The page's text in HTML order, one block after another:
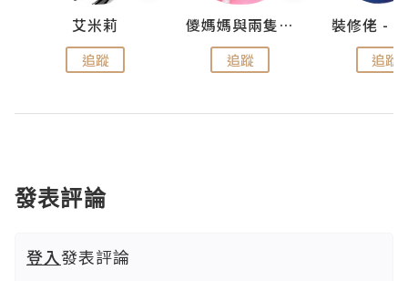
艾米莉
追蹤
儍媽媽與兩隻小魔怪之家
追蹤 追蹤
發表評論
登入發表評論